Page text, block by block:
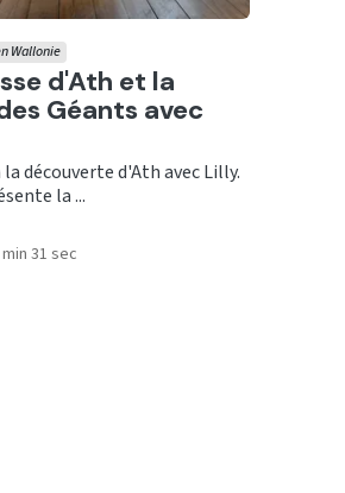
d'Ath et la
Géants avec
Wallonie
découverte d'Ath avec Lilly.
la ...
31 sec